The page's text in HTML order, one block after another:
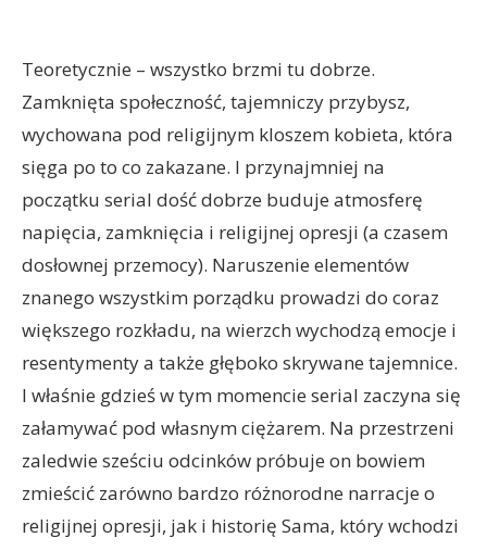
Teoretycznie – wszystko brzmi tu dobrze.
Zamknięta społeczność, tajemniczy przybysz,
wychowana pod religijnym kloszem kobieta, która
sięga po to co zakazane. I przynajmniej na
początku serial dość dobrze buduje atmosferę
napięcia, zamknięcia i religijnej opresji (a czasem
dosłownej przemocy). Naruszenie elementów
znanego wszystkim porządku prowadzi do coraz
większego rozkładu, na wierzch wychodzą emocje i
resentymenty a także głęboko skrywane tajemnice.
I właśnie gdzieś w tym momencie serial zaczyna się
załamywać pod własnym ciężarem. Na przestrzeni
zaledwie sześciu odcinków próbuje on bowiem
zmieścić zarówno bardzo różnorodne narracje o
religijnej opresji, jak i historię Sama, który wchodzi